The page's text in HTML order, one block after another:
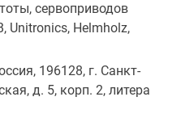
сервоприводов
Unitronics, Helmholz,
196128, г. Санкт-
д. 5, корп. 2, литера